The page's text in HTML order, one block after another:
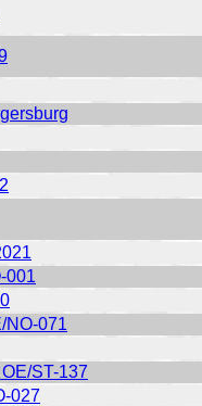
001
NO-071
ST-137
027